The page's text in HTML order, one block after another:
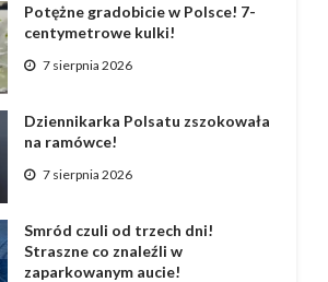
Potężne gradobicie w Polsce! 7-
centymetrowe kulki!
7 sierpnia 2026
Dziennikarka Polsatu zszokowała
na ramówce!
7 sierpnia 2026
Smród czuli od trzech dni!
Straszne co znaleźli w
zaparkowanym aucie!